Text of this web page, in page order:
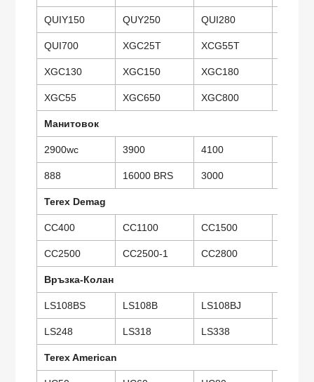
QUIY150 QUY250 QUI280
QUI700 XGC25T XCG55T
XGC130 XGC150 XGC180
XGC55 XGC650 XGC800
Манитовок
2900wc 3900 4100
888 16000 BRS 3000
Terex Demag
CC400 CC1100 CC1500
CC2500 CC2500-1 CC2800
Връзка-Колан
LS108BS LS108B LS108BJ
LS248 LS318 LS338
Terex American